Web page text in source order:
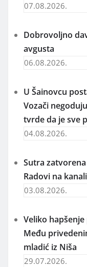
07.08.2026.
Dobrovoljno
avgusta
06.08.2026.
U Šainovcu
Vozači
tvrde da je sve
04.08.2026.
Sutra
Radovi na
03.08.2026.
Veliko
Među
mladić iz Niša
29.07.2026.